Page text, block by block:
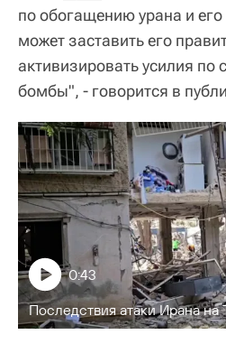
по обогащению урана и
может заставить его
активизировать усилия
бомбы", - говорится в
Последствия атаки Ирана на
0:43